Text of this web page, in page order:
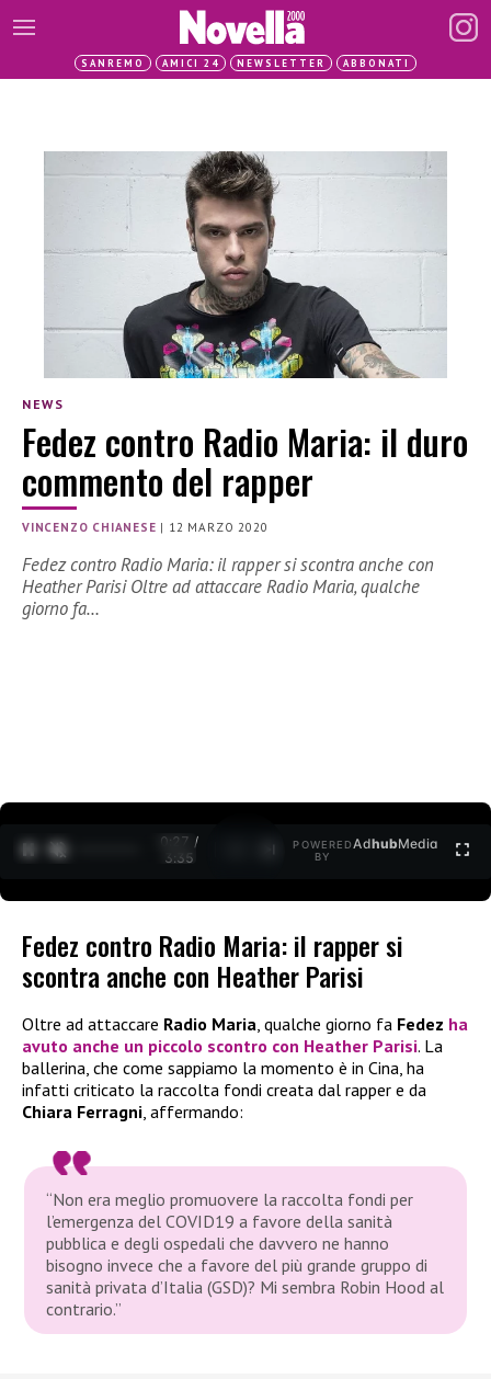
SANREMO AMICI 24 NEWSLETTER ABBONATI
NEWS
Fedez contro Radio Maria: il duro
commento del rapper
VINCENZO CHIANESE | 12 MARZO 2020
Fedez contro Radio Maria: il rapper si scontra anche con
Heather Parisi Oltre ad attaccare Radio Maria, qualche
giorno fa…
0:27 /
3:35
POWERED
BY
AdhubMedia
Fedez contro Radio Maria: il rapper si
scontra anche con Heather Parisi
Oltre ad attaccare Radio Maria, qualche giorno fa Fedez ha
avuto anche un piccolo scontro con Heather Parisi. La
ballerina, che come sappiamo la momento è in Cina, ha
infatti criticato la raccolta fondi creata dal rapper e da
Chiara Ferragni, affermando:
“Non era meglio promuovere la raccolta fondi per
l’emergenza del COVID19 a favore della sanità
pubblica e degli ospedali che davvero ne hanno
bisogno invece che a favore del più grande gruppo di
sanità privata d’Italia (GSD)? Mi sembra Robin Hood al
contrario.”